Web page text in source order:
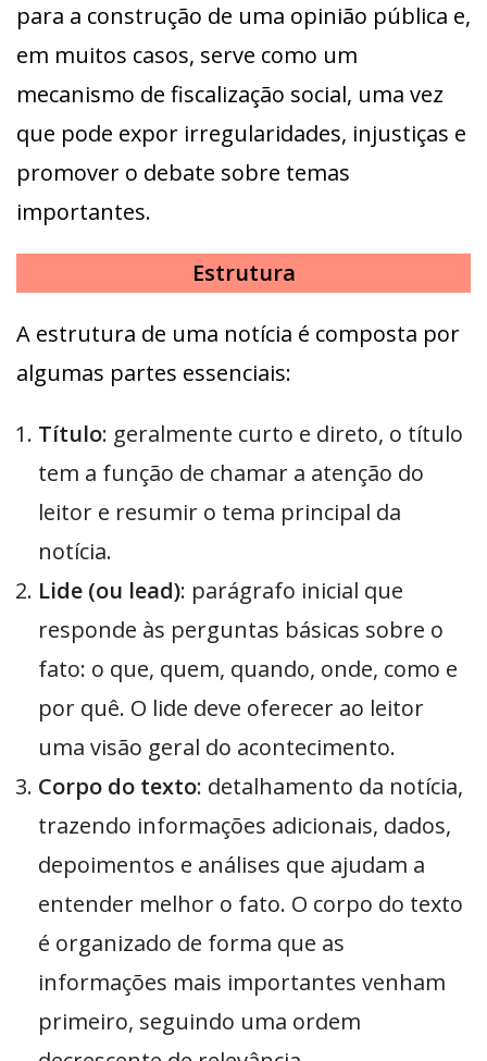
para a construção de uma opinião pública e,
em muitos casos, serve como um
mecanismo de fiscalização social, uma vez
que pode expor irregularidades, injustiças e
promover o debate sobre temas
importantes.
Estrutura
A estrutura de uma notícia é composta por
algumas partes essenciais:
Título: geralmente curto e direto, o título
tem a função de chamar a atenção do
leitor e resumir o tema principal da
notícia.
Lide (ou lead): parágrafo inicial que
responde às perguntas básicas sobre o
fato: o que, quem, quando, onde, como e
por quê. O lide deve oferecer ao leitor
uma visão geral do acontecimento.
Corpo do texto: detalhamento da notícia,
trazendo informações adicionais, dados,
depoimentos e análises que ajudam a
entender melhor o fato. O corpo do texto
é organizado de forma que as
informações mais importantes venham
primeiro, seguindo uma ordem